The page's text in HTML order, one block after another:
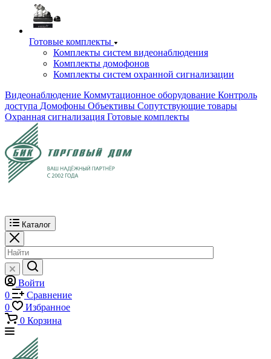
Готовые комплекты
Комплекты систем видеонаблюдения
Комплекты домофонов
Комплекты систем охранной сигнализации
Видеонаблюдение Коммутационное оборудование Контроль
доступа Домофоны Объективы Сопутствующие товары
Охранная сигнализация Готовые комплекты
Каталог
Войти
0
Сравнение
0
Избранное
0 Корзина